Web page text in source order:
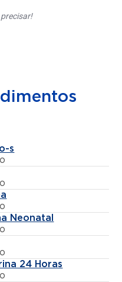
precisar!
s
Neonatal
24 Horas